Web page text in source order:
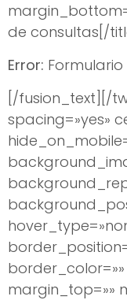
de consultas[/
Error:
[/fusion_text][/
spacing=»yes»
margin_top=»»